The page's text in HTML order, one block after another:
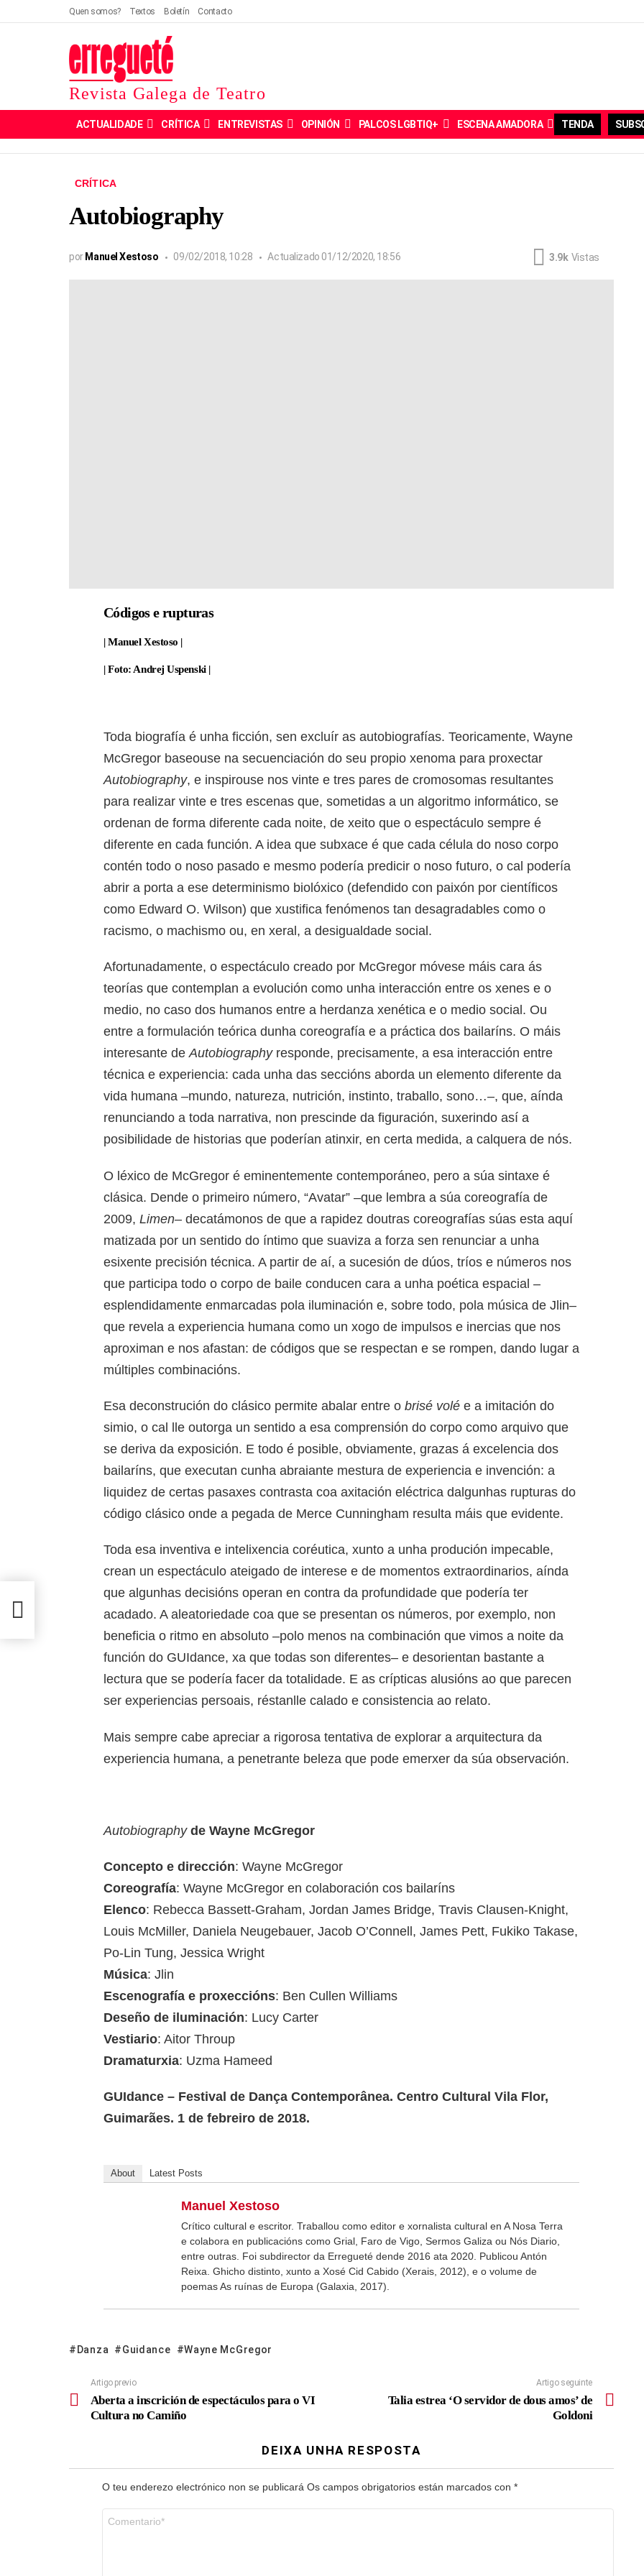
Quen somos? Textos Boletín Contacto
Revista Galega de Teatro
ACTUALIDADE CRÍTICA ENTREVISTAS OPINIÓN PALCOS LGBTIQ+ ESCENA AMADORA TENDA
CRÍTICA
Autobiography
por Manuel Xestoso 09/02/2018, 10:28 Actualizado 01/12/2020, 18:56 3.9k Vistas
Códigos e rupturas
| Manuel Xestoso |
| Foto: Andrej Uspenski |
Toda biografía é unha ficción, sen excluír as autobiografías. Teoricamente, Wayne
McGregor baseouse na secuenciación do seu propio xenoma para proxectar
Autobiography, e inspirouse nos vinte e tres pares de cromosomas resultantes
para realizar vinte e tres escenas que, sometidas a un algoritmo informático, se
ordenan de forma diferente cada noite, de xeito que o espectáculo sempre é
diferente en cada función. A idea que subxace é que cada célula do noso corpo
contén todo o noso pasado e mesmo podería predicir o noso futuro, o cal podería
abrir a porta a ese determinismo biolóxico (defendido con paixón por científicos
como Edward O. Wilson) que xustifica fenómenos tan desagradables como o
racismo, o machismo ou, en xeral, a desigualdade social.
Afortunadamente, o espectáculo creado por McGregor móvese máis cara ás
teorías que contemplan a evolución como unha interacción entre os xenes e o
medio, no caso dos humanos entre a herdanza xenética e o medio social. Ou
entre a formulación teórica dunha coreografía e a práctica dos bailaríns. O máis
interesante deAutobiographyresponde, precisamente, a esa interacción entre
técnica e experiencia: cada unha das seccións aborda un elemento diferente da
vida humana –mundo, natureza, nutrición, instinto, traballo, sono…–, que, aínda
renunciando a toda narrativa, non prescinde da figuración, suxerindo así a
posibilidade de historias que poderían atinxir, en certa medida, a calquera de nós.
O léxico de McGregor é eminentemente contemporáneo, pero a súa sintaxe é
clásica. Dende o primeiro número, “Avatar” –que lembra a súa coreografía de
2009, Limen– decatámonos de que a rapidez doutras coreografías súas esta aquí
matizada por un sentido do íntimo que suaviza a forza sen renunciar a unha
esixente precisión técnica. A partir de aí, a sucesión de dúos, tríos e números nos
que participa todo o corpo de baile conducen cara a unha poética espacial –
esplendidamente enmarcadas pola iluminación e, sobre todo, pola música de Jlin–
que revela a experiencia humana como un xogo de impulsos e inercias que nos
aproximan e nos afastan: de códigos que se respectan e se rompen, dando lugar a
múltiples combinacións.
Esa deconstrución do clásico permite abalar entre o brisé volé e a imitación do
simio, o cal lle outorga un sentido a esa comprensión do corpo como arquivo que
se deriva da exposición. E todo é posible, obviamente, grazas á excelencia dos
bailaríns, que executan cunha abraiante mestura de experiencia e invención: a
liquidez de certas pasaxes contrasta coa axitación eléctrica dalgunhas rupturas do
código clásico onde a pegada de Merce Cunningham resulta máis que evidente.
Toda esa inventiva e intelixencia coréutica, xunto a unha produción impecable,
crean un espectáculo ateigado de interese e de momentos extraordinarios, aínda
que algunhas decisións operan en contra da profundidade que podería ter
acadado. A aleatoriedade coa que se presentan os números, por exemplo, non
beneficia o ritmo en absoluto –polo menos na combinación que vimos a noite da
función do GUIdance, xa que todas son diferentes– e desorientan bastante a
lectura que se podería facer da totalidade. E as crípticas alusións ao que parecen
ser experiencias persoais, réstanlle calado e consistencia ao relato.
Mais sempre cabe apreciar a rigorosa tentativa de explorar a arquitectura da
experiencia humana, a penetrante beleza que pode emerxer da súa observación.
Autobiographyde Wayne McGregor
Concepto e dirección: Wayne McGregor
Coreografía: Wayne McGregor en colaboración cos bailaríns
Elenco: Rebecca Bassett-Graham, Jordan James Bridge, Travis Clausen-Knight,
Louis McMiller, Daniela Neugebauer, Jacob O’Connell, James Pett, Fukiko Takase,
Po-Lin Tung, Jessica Wright
Música: Jlin
Escenografía e proxeccións: Ben Cullen Williams
Deseño de iluminación: Lucy Carter
Vestiario: Aitor Throup
Dramaturxia: Uzma Hameed
GUIdance – Festival de Dança Contemporânea. Centro Cultural Vila Flor,
Guimarães. 1 de febreiro de 2018.
About Latest Posts
Manuel Xestoso
Crítico cultural e escritor. Traballou como editor e xornalista cultural en A Nosa Terra
e colabora en publicacións como Grial, Faro de Vigo, Sermos Galiza ou Nós Diario,
entre outras. Foi subdirector da Erregueté dende 2016 ata 2020. Publicou Antón
Reixa. Ghicho distinto, xunto a Xosé Cid Cabido (Xerais, 2012), e o volume de
poemas As ruínas de Europa (Galaxia, 2017).
Danza Guidance Wayne McGregor
Artigo previo
Aberta a inscrición de espectáculos para o VI
Cultura no Camiño
Artigo seguinte
Talia estrea ‘O servidor de dous amos’ de
Goldoni
DEIXA UNHA RESPOSTA
O teu enderezo electrónico non se publicará Os campos obrigatorios están marcados con *
VI